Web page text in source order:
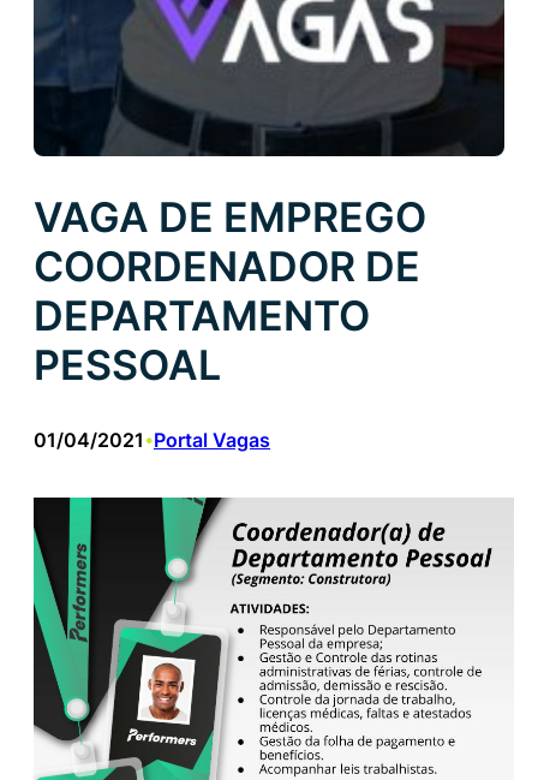
VAGA DE EMPREGO
COORDENADOR DE
DEPARTAMENTO
PESSOAL
01/04/2021 •Portal Vagas